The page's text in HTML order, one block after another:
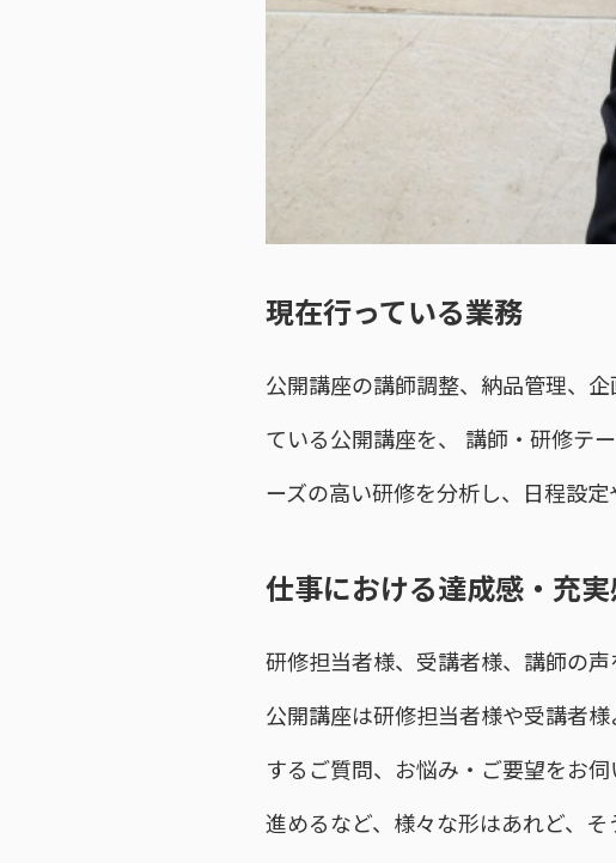
現在行っている業務
公開講座の講師調整、納品管理、
ている公開講座を、 講師・研修テ
ーズの高い研修を分析し、日程設定
仕事における達成感・充
研修担当者様、受講者様、講師の
公開講座は研修担当者様や受講者
するご質問、お悩み・ご要望をお
進めるなど、様々な形はあれど、